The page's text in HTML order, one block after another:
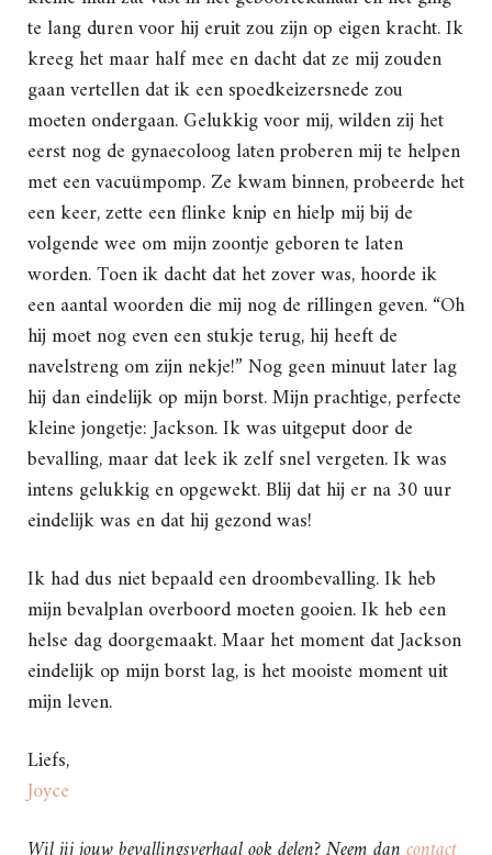
te lang duren voor hij eruit zou zijn op eigen kracht. Ik
kreeg het maar half mee en dacht dat ze mij zouden
gaan vertellen dat ik een spoedkeizersnede zou
moeten ondergaan. Gelukkig voor mij, wilden zij het
eerst nog de gynaecoloog laten proberen mij te helpen
met een vacuümpomp. Ze kwam binnen, probeerde het
een keer, zette een flinke knip en hielp mij bij de
volgende wee om mijn zoontje geboren te laten
worden. Toen ik dacht dat het zover was, hoorde ik
een aantal woorden die mij nog de rillingen geven. “Oh
hij moet nog even een stukje terug, hij heeft de
navelstreng om zijn nekje!” Nog geen minuut later lag
hij dan eindelijk op mijn borst. Mijn prachtige, perfecte
kleine jongetje: Jackson. Ik was uitgeput door de
bevalling, maar dat leek ik zelf snel vergeten. Ik was
intens gelukkig en opgewekt. Blij dat hij er na 30 uur
eindelijk was en dat hij gezond was!
Ik had dus niet bepaald een droombevalling. Ik heb
mijn bevalplan overboord moeten gooien. Ik heb een
helse dag doorgemaakt. Maar het moment dat Jackson
eindelijk op mijn borst lag, is het mooiste moment uit
mijn leven.
Liefs,
Joyce